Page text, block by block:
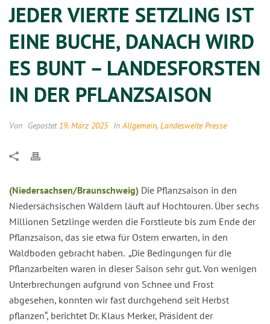
JEDER VIERTE SETZLING IST
EINE BUCHE, DANACH WIRD
ES BUNT – LANDESFORSTEN
IN DER PFLANZSAISON
Von Gepostet 19. März 2025 InAllgemein, Landesweite Presse
(Niedersachsen/Braunschweig) Die Pflanzsaison in den
Niedersächsischen Wäldern läuft auf Hochtouren. Über sechs
Millionen Setzlinge werden die Forstleute bis zum Ende der
Pflanzsaison, das sie etwa für Ostern erwarten, in den
Waldboden gebracht haben. „Die Bedingungen für die
Pflanzarbeiten waren in dieser Saison sehr gut. Von wenigen
Unterbrechungen aufgrund von Schnee und Frost
abgesehen, konnten wir fast durchgehend seit Herbst
pflanzen“, berichtet Dr. Klaus Merker, Präsident der